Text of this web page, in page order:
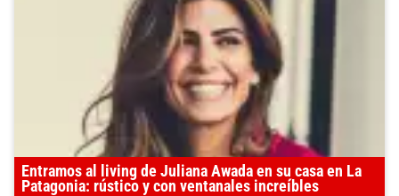
Entramos al living de Juliana Awada en su casa en La
Patagonia: rústico y con ventanales increíbles